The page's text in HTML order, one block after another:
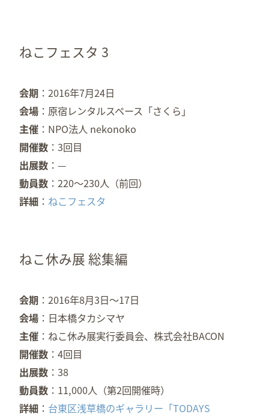
ねこフェスタ 3
会期
2016年7月24日
会場
原宿レンタルスペース「さくら」
主催
NPO法人 nekonoko
開催数
3回目
出展数
—
動員数
220～230人（前回）
詳細
ねこフェスタ
ねこ休み展 総集編
会期
2016年8月3日～17日
会場
日本橋タカシマヤ
主催
ねこ休み展実行委員会、株式会社BACON
開催数
4回目
出展数
38
動員数
11,000人（第2回開催時）
詳細
台東区浅草橋のギャラリー「TODAYS